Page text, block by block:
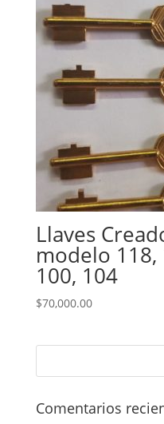
Llaves
modelo 118,
100, 104
$70,000.00
Comentarios